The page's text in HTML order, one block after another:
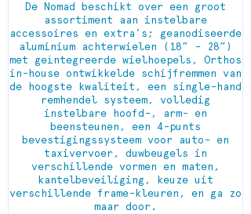
De Nomad beschikt over een groot
assortiment aan instelbare
accessoires en extra's; geanodiseerde
aluminium achterwielen (18” - 28”)
met geïntegreerde wielhoepels, Orthos
in-house ontwikkelde schijfremmen van
de hoogste kwaliteit, een single-hand
remhendel systeem, volledig
instelbare hoofd-, arm- en
beensteunen, een 4-punts
bevestigingssysteem voor auto- en
taxivervoer, duwbeugels in
verschillende vormen en maten,
kantelbeveiliging, keuze uit
verschillende frame-kleuren, en ga zo
maar door.